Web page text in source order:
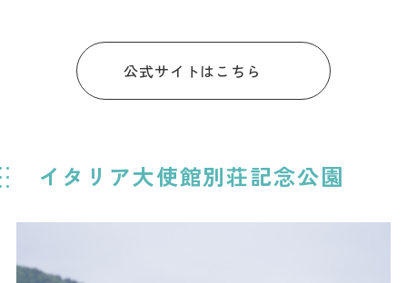
公式サイトはこちら
イタリア大使館別荘記念公園